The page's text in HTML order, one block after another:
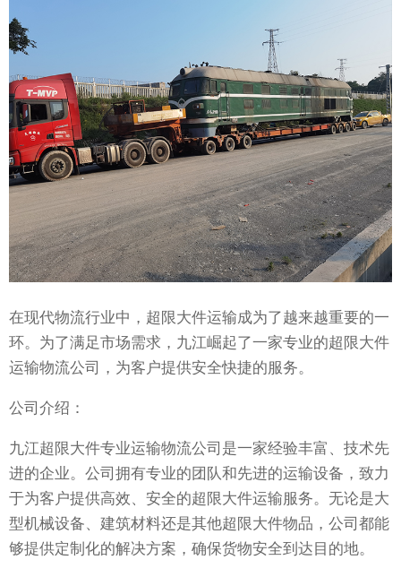
在现代物流行业中，超限大件运输成为了越来越重要的一
环。为了满足市场需求，九江崛起了一家专业的超限大件
运输物流公司，为客户提供安全快捷的服务。
公司介绍：
九江超限大件专业运输物流公司是一家经验丰富、技术先
进的企业。公司拥有专业的团队和先进的运输设备，致力
于为客户提供高效、安全的超限大件运输服务。无论是大
型机械设备、建筑材料还是其他超限大件物品，公司都能
够提供定制化的解决方案，确保货物安全到达目的地。